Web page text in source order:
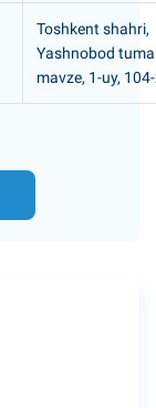
Toshkent shahri,
Yashnobod
mavze, 1-uy,